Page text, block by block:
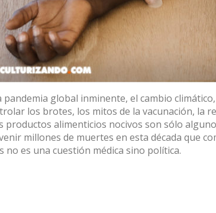
pandemia global inminente, el cambio
los brotes, los mitos de la vacunación, la
productos alimenticios nocivos son sólo
millones de muertes en esta década que
no es una cuestión médica sino política.